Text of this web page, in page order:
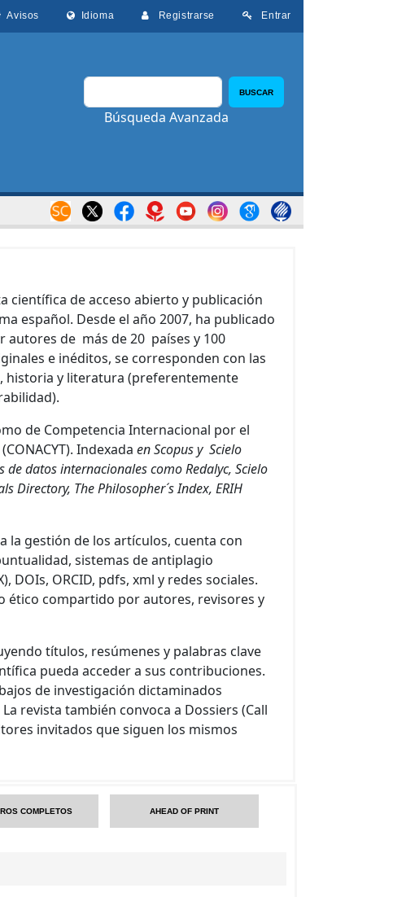
Avisos Idioma Registrarse Entrar
BUSCAR
Búsqueda Avanzada
científica de acceso abierto y publicación
español. Desde el año 2007, ha publicado
autores de más de 20 países y 100
e inéditos, se corresponden con las
historia y literatura (preferentemente
de Competencia Internacional por el
Indexada en Scopus y Scielo
de datos internacionales como Redalyc, Scielo
Directory, The Philosopher´s Index, ERIH
la gestión de los artículos, cuenta con
sistemas de antiplagio
DOIs, ORCID, pdfs, xml y redes sociales.
ético compartido por autores, revisores y
títulos, resúmenes y palabras clave
pueda acceder a sus contribuciones.
de investigación dictaminados
revista también convoca a Dossiers (Call
invitados que siguen los mismos
COMPLETOS AHEAD OF PRINT